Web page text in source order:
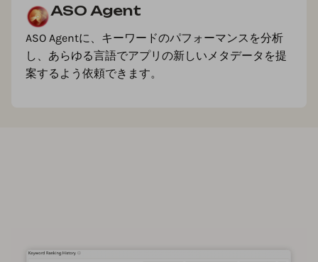
ASO Agent
ASO Agentに、キーワードのパフォーマンスを分析
し、あらゆる言語でアプリの新しいメタデータを提
案するよう依頼できます。